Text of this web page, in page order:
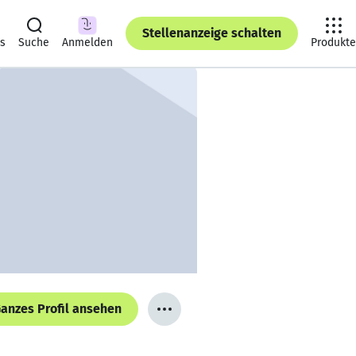
Suche Anmelden
Stellenanzeige schalten
Produkte
Profil ansehen